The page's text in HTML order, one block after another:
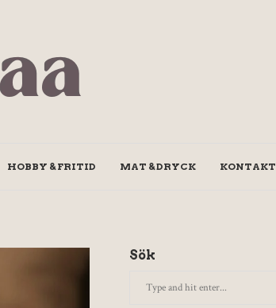
HOBBY & FRITID MAT & DRYCK KONTAKT
Sök